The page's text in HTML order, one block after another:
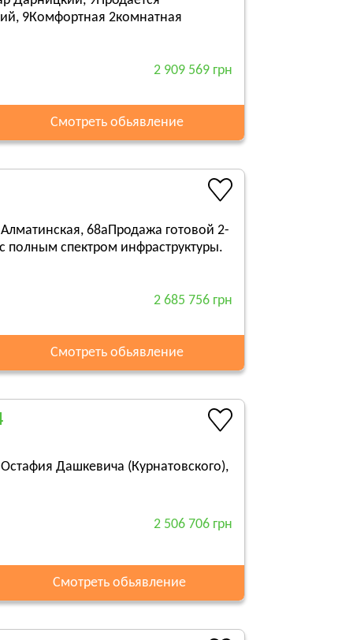
9Комфортная 2комнатная
2 909 569 грн
Смотреть обьявление
68аПродажа готовой 2-
полным спектром инфраструктуры.
2 685 756 грн
Смотреть обьявление
Дашкевича (Курнатовского),
2 506 706 грн
Смотреть обьявление